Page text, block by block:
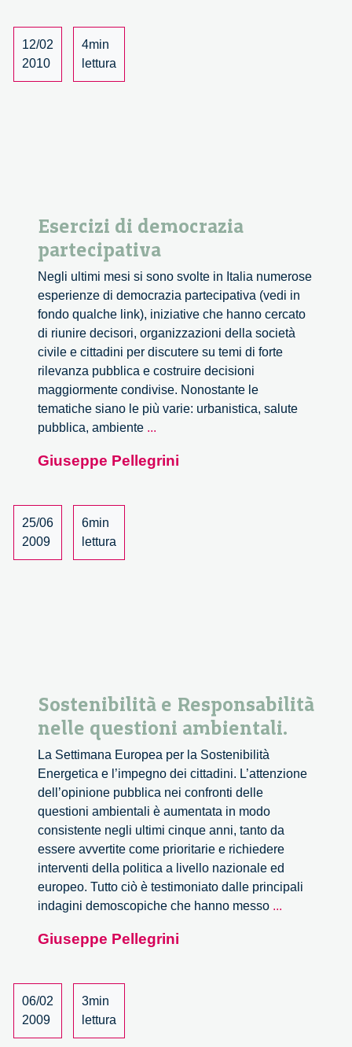
scanner
12/02
2010
4min
lettura
Esercizi di democrazia
partecipativa
Negli ultimi mesi si sono svolte in Italia numerose
esperienze di democrazia partecipativa (vedi in
fondo qualche link), iniziative che hanno cercato
di riunire decisori, organizzazioni della società
civile e cittadini per discutere su temi di forte
rilevanza pubblica e costruire decisioni
maggiormente condivise. Nonostante le
tematiche siano le più varie: urbanistica, salute
pubblica, ambiente ...
democrazia
Giuseppe Pellegrini
25/06
2009
6min
lettura
Sostenibilità e Responsabilità
nelle questioni ambientali.
La Settimana Europea per la Sostenibilità
Energetica e l’impegno dei cittadini. L’attenzione
dell’opinione pubblica nei confronti delle
questioni ambientali è aumentata in modo
consistente negli ultimi cinque anni, tanto da
essere avvertite come prioritarie e richiedere
interventi della politica a livello nazionale ed
europeo. Tutto ciò è testimoniato dalle principali
indagini demoscopiche che hanno messo ...
Giuseppe Pellegrini
06/02
2009
3min
lettura